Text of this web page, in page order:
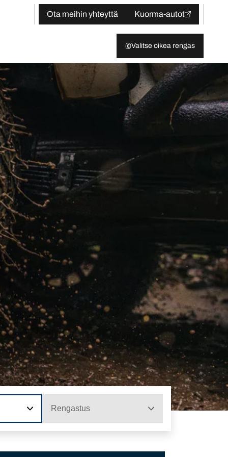
Ota meihin yhteyttä
Kuorma-autot
Valitse oikea rengas
Rengastus